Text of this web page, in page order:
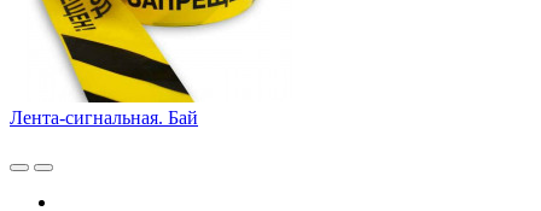
Лента-сигнальная. Бай